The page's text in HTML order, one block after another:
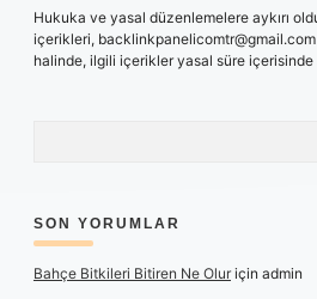
Hukuka ve yasal düzenlemelere aykırı
içerikleri, backlinkpanelicomtr@gmail.com
halinde, ilgili içerikler yasal süre içerisinde
SON YORUMLAR
Bahçe Bitkileri Bitiren Ne Oluriçin admin